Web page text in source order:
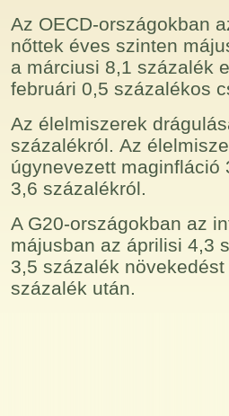
Az OECD-országokban
nőttek éves szinten
a márciusi 8,1 százalék
februári 0,5 százalékos
Az élelmiszerek
százalékról. Az
úgynevezett maginfláció
3,6 százalékról.
A G20-országokban az
májusban az áprilisi 4,3
3,5 százalék
százalék után.